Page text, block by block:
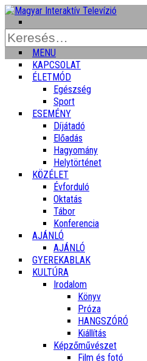
Keresés:
MENU
KAPCSOLAT
ÉLETMÓD
Egészség
Sport
ESEMÉNY
Díjátadó
Előadás
Hagyomány
Helytörténet
KÖZÉLET
Évforduló
Oktatás
Tábor
Konferencia
AJÁNLÓ
AJÁNLÓ
GYEREKABLAK
KULTÚRA
Irodalom
Könyv
Próza
HANGSZÓRÓ
Kiállítás
Képzőművészet
Film és fotó